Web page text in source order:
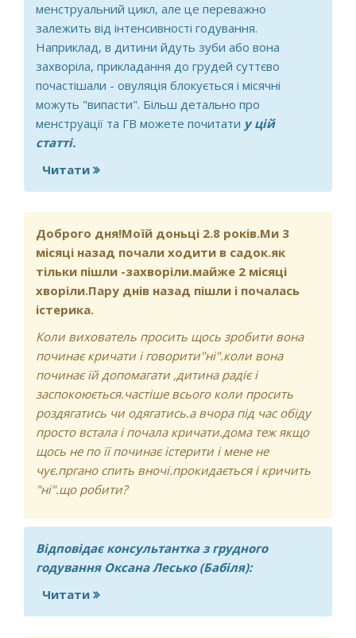
менструальний цикл, але це переважно
залежить від інтенсивності годування.
Наприклад, в дитини йдуть зуби або вона
захворіла, прикладання до грудей суттєво
почастішали - овуляція блокується і місячні
можуть "випасти". Більш детально про
менструації та ГВ можете почитати у цій
статті.
Читати про Зробила аборт 18.10 місячні ішли
потом тиждень не було і знов пішли і
поцей день немає але годую дитину
груддю може бути шо не буде
Доброго дня!Моїй доньці 2.8 років.Ми 3
місяці назад почали ходити в садок.як
тільки пішли -захворіли.майже 2 місяці
хворіли.Пару днів назад пішли і почалась
істерика.
Коли вихователь просить щось зробити вона
починає кричати і говорити"ні".коли вона
починає їй допомагати ,дитина радіє і
заспокоюється.частіше всього коли просить
роздягатись чи одягатись.а вчора під час обіду
просто встала і почала кричати.дома теж якщо
щось не по її починає істерити і мене не
чує.пргано спить вночі.прокидається і кричить
"ні".що робити?
Відповідає консультантка з грудного
годування Оксана Лесько (Бабіля):
Читати про Доброго дня!Моїй доньці 2.8
років.Ми 3 місяці назад почали ходити
в садок.як тільки пішли